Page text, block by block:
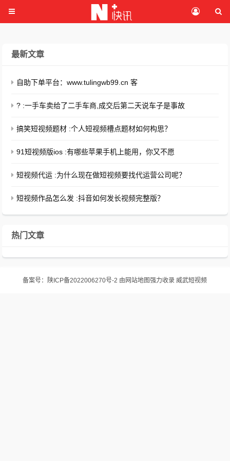
最新文章
自助下单平台：www.tulingwb99.cn 客
? :一手车卖给了二手车商,成交后第二天说车子是事故
搞笑短视频题材 :个人短视频槽点题材如何构思？
91短视频版ios :有哪些苹果手机上能用，你又不愿
短视频代运 :为什么现在做短视频要找代运营公司呢？
短视频作品怎么发 :抖音如何发长视频完整版？
热门文章
备案号： 陕ICP备2022006270号-2 由 网站地图强力收录 威武短视频